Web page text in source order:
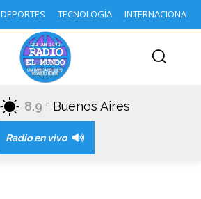
DEPORTES TECNOLOGÍA INTERNACIONAL
8.9 C Buenos Aires
Radio en vivo